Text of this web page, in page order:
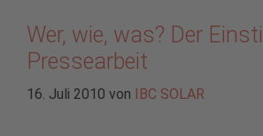
Wer, wie, was? Der
Pressearbeit
16. Juli 2010 von IBC SOLAR